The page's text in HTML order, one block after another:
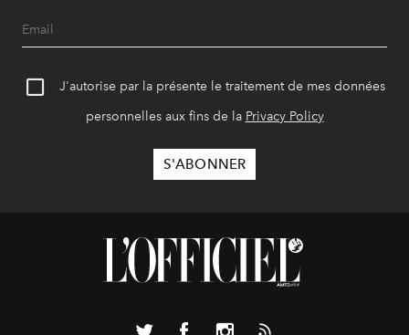
J'autorise par la présente le traitement de mes données
personnelles aux fins de la Privacy Policy